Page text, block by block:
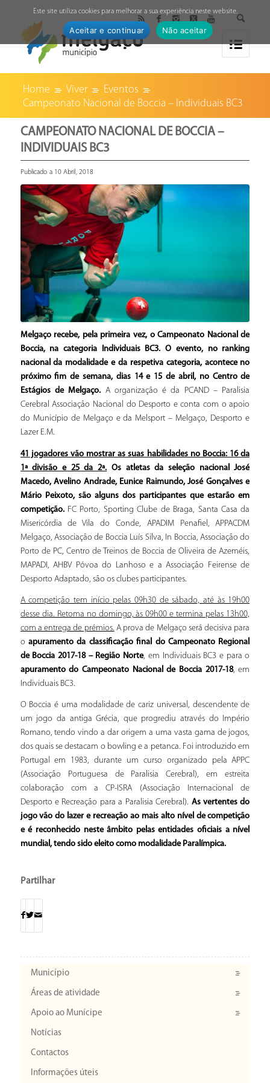
Home Viver
Eventos
Campeonato Nacional de Boccia – Individuais BC3
CAMPEONATO NACIONAL DE BOCCIA –
INDIVIDUAIS BC3
Publicado a 10 Abril, 2018
Melgaço recebe, pela primeira vez, o Campeonato Nacional de
Boccia, na categoria Individuais BC3. O evento, no ranking
nacional da modalidade e da respetiva categoria, acontece no
próximo fim de semana, dias 14 e 15 de abril, no Centro de
Estágios de Melgaço. A organização é da PCAND – Paralisia
Cerebral Associação Nacional do Desporto e conta com o apoio
do Município de Melgaço e da Melsport – Melgaço, Desporto e
Lazer E.M.
41 jogadores vão mostrar as suas habilidades no Boccia: 16 da
1ª divisão e 25 da 2ª. Os atletas da seleção nacional José
Macedo, Avelino Andrade, Eunice Raimundo, José Gonçalves e
Mário Peixoto, são alguns dos participantes que estarão em
competição.FC Porto, Sporting Clube de Braga, Santa Casa da
Misericórdia de Vila do Conde, APADIM Penafiel, APPACDM
Melgaço, Associação de Boccia Luís Silva, In Boccia, Associação do
Porto de PC, Centro de Treinos de Boccia de Oliveira de Azeméis,
MAPADI, AHBV Póvoa do Lanhoso e a Associação Feirense de
Desporto Adaptado, são os clubes participantes.
A competição tem início pelas 09h30 de sábado, até às 19h00
desse dia. Retoma no domingo, às 09h00 e termina pelas 13h00,
com a entrega de prémios. A prova de Melgaço será decisiva para
o apuramento da classificação final do Campeonato Regional
de Boccia 2017-18 – Região Norte, em Individuais BC3 e para o
apuramento do Campeonato Nacional de Boccia 2017-18, em
Individuais BC3.
O Boccia é uma modalidade de cariz universal, descendente de
um jogo da antiga Grécia, que progrediu através do Império
Romano, tendo vindo a dar origem a uma vasta gama de jogos,
dos quais se destacam o bowling e a petanca. Foi introduzido em
Portugal em 1983, durante um curso organizado pela APPC
(Associação Portuguesa de Paralisia Cerebral), em estreita
colaboração com a CP-ISRA (Associação Internacional de
Desporto e Recreação para a Paralisia Cerebral). As vertentes do
jogo vão do lazer e recreação ao mais alto nível de competição
e é reconhecido neste âmbito pelas entidades oficiais a nível
mundial, tendo sido eleito como modalidade Paralímpica.
Partilhar
Município
Áreas de atividade
Apoio ao Munícipe
Notícias
Contactos
Informações úteis
Este site utiliza cookies para melhorar a sua experiência neste website.
Aceitar e continuar Não aceitar